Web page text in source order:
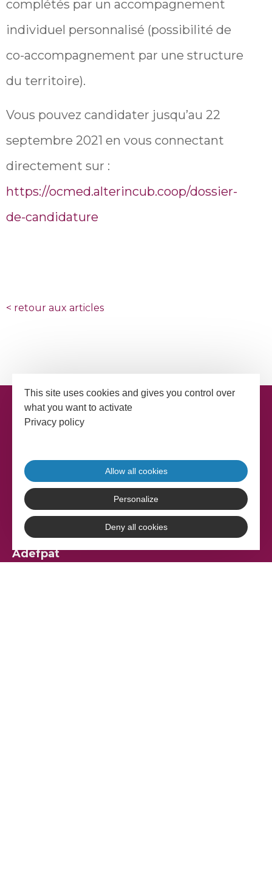
complétés par un accompagnement
individuel personnalisé (possibilité de
co-accompagnement par une structure
du territoire).
Vous pouvez candidater jusqu’au 22
septembre 2021 en vous connectant
directement sur :
https://ocmed.alterincub.coop/dossier-
de-candidature
< retour aux articles
Adefpat
This site uses cookies and gives you control over
what you want to activate
Privacy policy
Allow all cookies
Personalize
Deny all cookies